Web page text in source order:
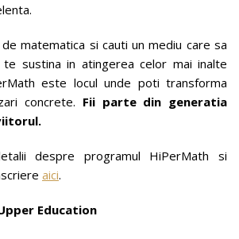
matematica si cauti un mediu care sa
sustina in atingerea celor mai inalte
este locul unde poti transforma
concrete. Fii parte din generatia
despre programul HiPerMath si
aici.
Education